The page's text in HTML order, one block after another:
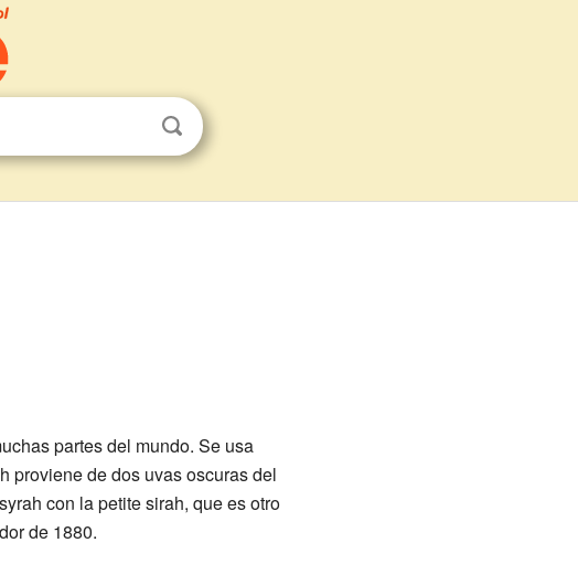
partes del mundo. Se usa
proviene de dos uvas oscuras del
con la petite sirah, que es otro
de 1880.